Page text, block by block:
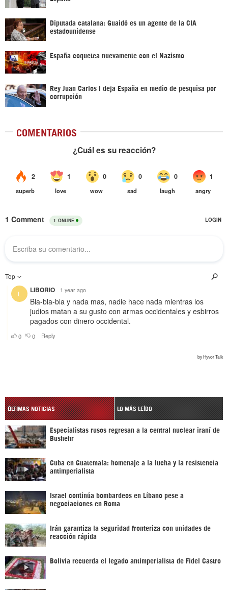
Diputada catalana: Guaidó es un agente de la CIA
estadounidense
España coquetea nuevamente con el Nazismo
Rey Juan Carlos I deja España en medio de pesquisa por
corrupción
COMENTARIOS
ÚLTIMAS NOTICIAS LO MÁS LEÍDO
Especialistas rusos regresan a la central nuclear iraní de
Bushehr
Cuba en Guatemala: homenaje a la lucha y la resistencia
antimperialista
Israel continúa bombardeos en Líbano pese a
negociaciones en Roma
Irán garantiza la seguridad fronteriza con unidades de
reacción rápida
Bolivia recuerda el legado antimperialista de Fidel Castro